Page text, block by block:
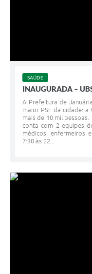
SAÚDE
INAUGURADA –
A Prefeitura de
maior PSF da cidade: a
mais de 10 mil
conta com 2 equipes
médicos, enfermeiros
7:30 às 22...